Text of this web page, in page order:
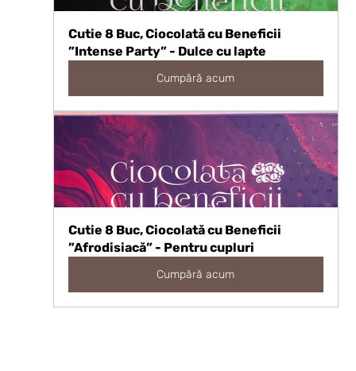
Cutie 8 Buc, Ciocolată cu Beneficii
”Intense Party” - Dulce cu lapte
Cumpără acum
Cutie 8 Buc, Ciocolată cu Beneficii
”Afrodisiacă” - Pentru cupluri
Cumpără acum